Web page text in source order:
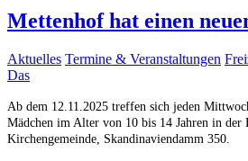
Mettenhof hat einen
Aktuelles Termine & Veranstaltungen
Das
Ab dem 12.11.2025 treffen sich jeden
Mädchen im Alter von 10 bis 14 Jahren in der
Kirchengemeinde, Skandinaviendamm 350.